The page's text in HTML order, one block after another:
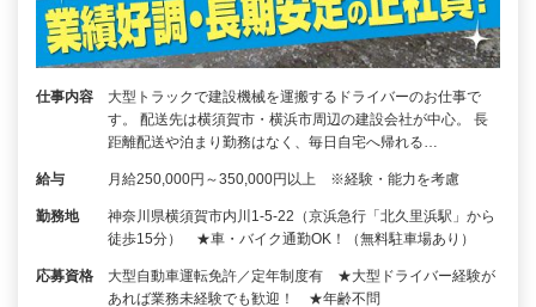
仕事内容
大型トラックで建設機械を運搬するドライバーのお仕事で
す。 配送先は横須賀市・横浜市周辺の建設会社が中心。 長
距離配送や泊まり勤務はなく、毎日自宅へ帰れる…
給与 月給250,000円～350,000円以上 ※経験・能力を考慮
勤務地
神奈川県横須賀市内川1-5-22（京浜急行「北久里浜駅」から
徒歩15分） ★車・バイク通勤OK！（無料駐車場あり）
応募資格
大型自動車運転免許／定年制度有 ★大型ドライバー経験が
あれば業務未経験でも歓迎！ ★年齢不問